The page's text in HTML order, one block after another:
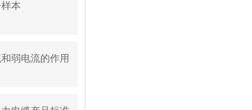
本
弱电流的作用